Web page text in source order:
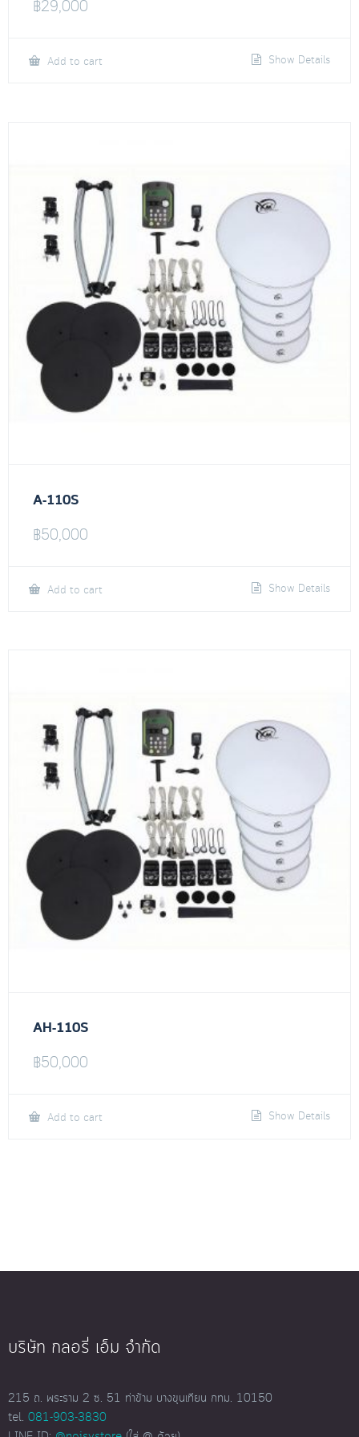
฿29,000
Add to cart Show Details
A-110S
฿50,000
Add to cart Show Details
AH-110S
฿50,000
Add to cart Show Details
บริษัท กลอรี่ เอ็ม จำกัด
215 ถ. พระราม 2 ซ. 51 ท่าข้าม บางขุนเทียน กทม. 10150
tel. 081-903-3830